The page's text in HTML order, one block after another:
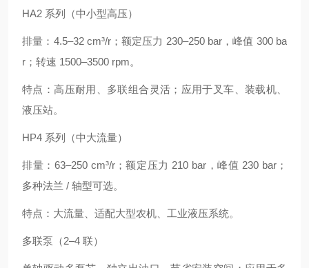
HA2 系列（中小型高压）
排量：4.5–32 cm³/r；额定压力 230–250 bar，峰值 300 ba
r；转速 1500–3500 rpm。
特点：高压耐用、多联组合灵活；应用于叉车、装载机、
液压站。
HP4 系列（中大流量）
排量：63–250 cm³/r；额定压力 210 bar，峰值 230 bar；
多种法兰 / 轴型可选。
特点：大流量、适配大型农机、工业液压系统。
多联泵（2–4 联）